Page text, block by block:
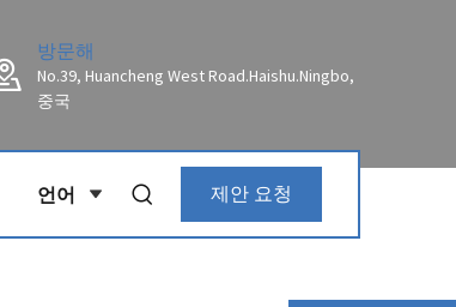
방문해
No.39, Huancheng West Road.Haishu.Ningbo,
중국
언어 제안 요청